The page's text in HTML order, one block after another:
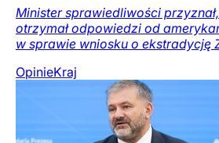
Minister sprawiedliwości
otrzymał odpowiedzi od
w sprawie wniosku o ekstradycję
OpinieKraj